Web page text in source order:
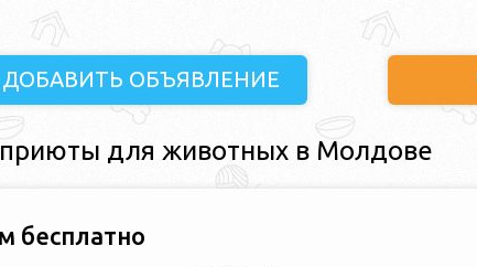
ДОБАВИТЬ ОБЪЯВЛЕНИЕ
приюты для животных в Молдове
бесплатно